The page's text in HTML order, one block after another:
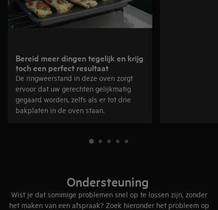
Bereid meer dingen tegelijk en krijg
toch een perfect resultaat
De ringweerstand in deze oven zorgt
ervoor dat uw gerechten gelijkmatig
gegaard worden, zelfs als er tot drie
bakplaten in de oven staan.
Ondersteuning
Wist je dat sommige problemen snel op te lossen zijn, zonder
het maken van een afspraak? Zoek hieronder het probleem op